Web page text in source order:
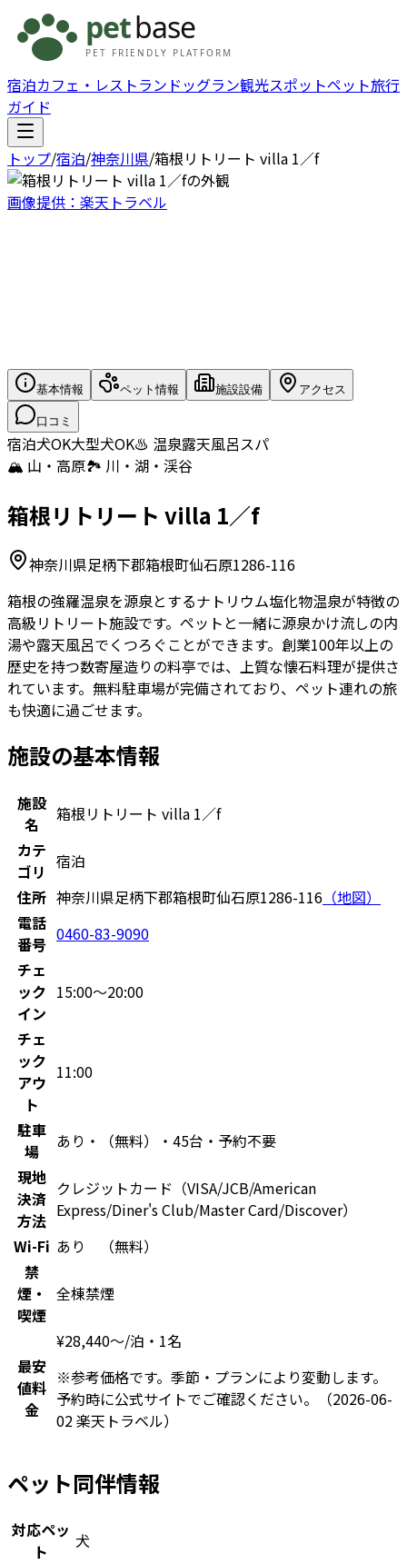
宿泊カフェ・レストラン ドッグラン観光スポットペット旅行
ガイド
トップ/宿泊/神奈川県/箱根リトリート villa 1／f
画像提供：楽天トラベル
基本情報 ペット情報 施設設備 アクセス
口コミ
宿泊犬OK大型犬OK♨️ 温泉露天風呂スパ
🏔️ 山・高原🏞️ 川・湖・渓谷
箱根リトリート villa 1／f
神奈川県足柄下郡箱根町仙石原1286-116
箱根の強羅温泉を源泉とするナトリウム塩化物温泉が特徴の
高級リトリート施設です。ペットと一緒に源泉かけ流しの内
湯や露天風呂でくつろぐことができます。創業100年以上の
歴史を持つ数寄屋造りの料亭では、上質な懐石料理が提供さ
れています。無料駐車場が完備されており、ペット連れの旅
も快適に過ごせます。
施設の基本情報
施設
名
箱根リトリート villa 1／f
カテ
ゴリ 宿泊
住所 神奈川県足柄下郡箱根町仙石原1286-116 （地図）
電話
番号 0460-83-9090
チェ
ック
イン
15:00〜20:00
チェ
ック
アウ
ト
11:00
駐車
場
あり・（無料）・45台・予約不要
現地
決済
方法
クレジットカード（VISA/JCB/American
Express/Diner's Club/Master Card/Discover）
Wi-Fi あり （無料）
禁
煙・
喫煙
全棟禁煙
最安
値料
金
¥28,440〜/泊・1名
※参考価格です。季節・プランにより変動します。
予約時に公式サイトでご確認ください。
（2026-06-
02 楽天トラベル）
ペット同伴情報
対応ペッ
ト
犬